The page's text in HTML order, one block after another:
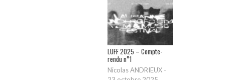
LUFF 2025 – Compte-
rendu n°1
Nicolas ANDRIEUX -